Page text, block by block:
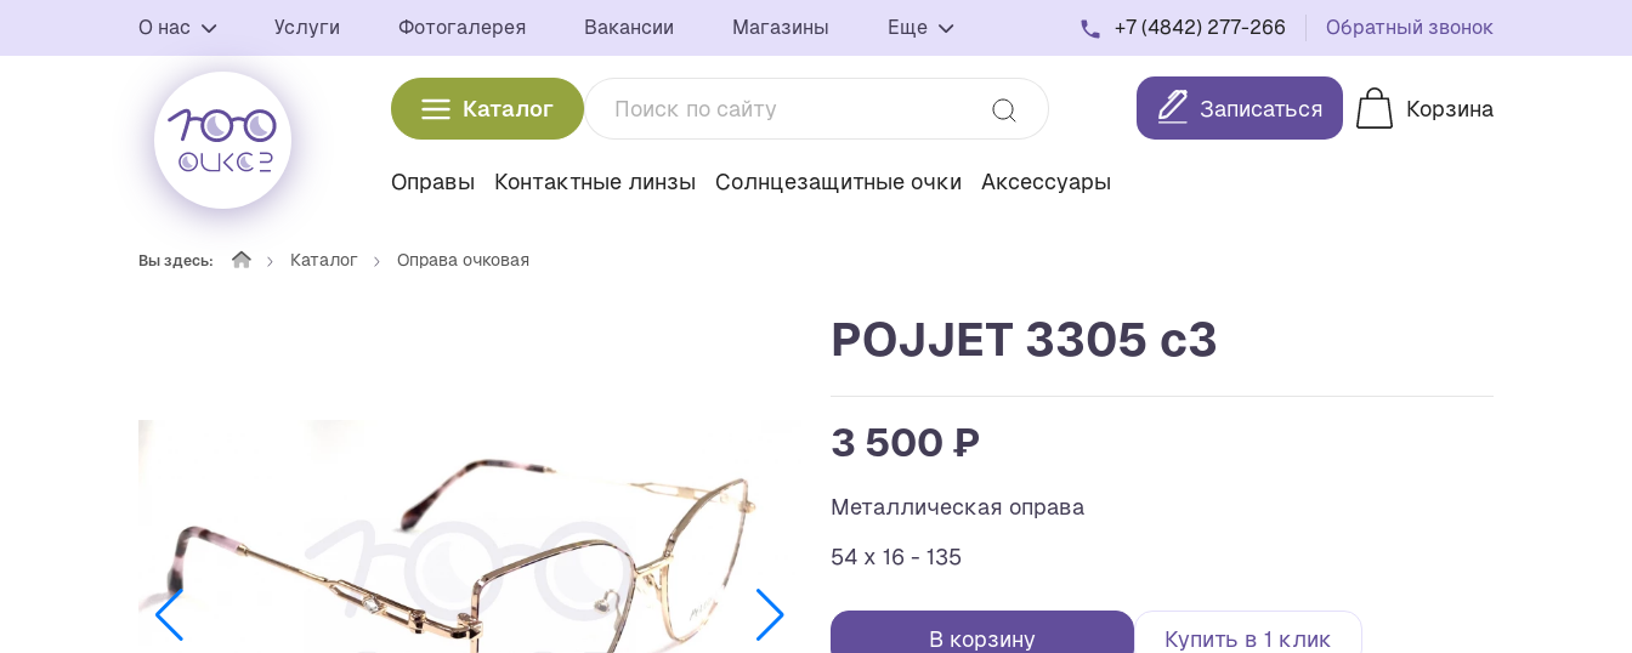
О нас Услуги Фотогалерея Вакансии Магазины Еще +7 (4842) 277-266 Обратный звонок
Каталог Записаться Корзина
Оправы Контактные линзы Солнцезащитные очки Аксессуары
Вы здесь: Каталог Оправа очковая
POJJET 3305 с3
3 500 ₽
Металлическая оправа
54 x 16 - 135
В корзину Купить в 1 клик